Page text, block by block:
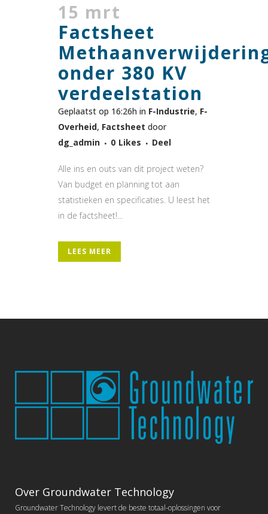
15 mrt
Factsheet
onder 380 KV
verdeelstation
Geplaatst op 16:26h in F-Industrie, F-
Overheid, Factsheet door
dg_admin
0 Likes Deel
Alle ins en outs van dit project weten?
Van budget en planning tot aan
statistieken en specificaties. U leest het
in de factsheet!...
LEES MEER
Over Groundwater Technology
Groundwater Technology levert de beste totaal-oplossingen voor